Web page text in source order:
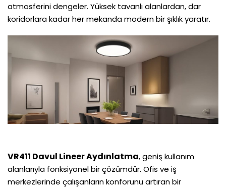
atmosferini dengeler. Yüksek tavanlı alanlardan, dar
koridorlara kadar her mekanda modern bir şıklık yaratır.
VR411 Davul Lineer Aydınlatma, geniş kullanım
alanlarıyla fonksiyonel bir çözümdür. Ofis ve iş
merkezlerinde çalışanların konforunu artıran bir